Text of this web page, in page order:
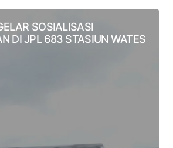
SOSIALISASI
DI JPL 683 STASIUN WATES